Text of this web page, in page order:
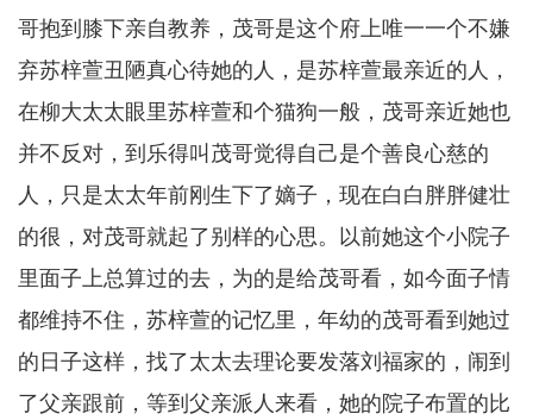
哥抱到膝下亲自教养，茂哥是这个府上唯一一个不嫌
弃苏梓萱丑陋真心待她的人，是苏梓萱最亲近的人，
在柳大太太眼里苏梓萱和个猫狗一般，茂哥亲近她也
并不反对，到乐得叫茂哥觉得自己是个善良心慈的
人，只是太太年前刚生下了嫡子，现在白白胖胖健壮
的很，对茂哥就起了别样的心思。以前她这个小院子
里面子上总算过的去，为的是给茂哥看，如今面子情
都维持不住，苏梓萱的记忆里，年幼的茂哥看到她过
的日子这样，找了太太去理论要发落刘福家的，闹到
了父亲跟前，等到父亲派人来看，她的院子布置的比